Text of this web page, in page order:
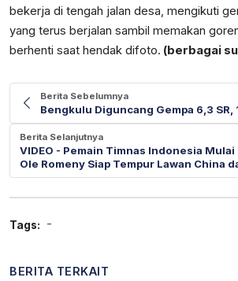
bekerja di tengah jalan desa, mengikuti
yang terus berjalan sambil memakan
berhenti saat hendak difoto. (berbagai
Berita Sebelumnya
Bengkulu Diguncang Gempa 6,3 SR,
Berita Selanjutnya
VIDEO - Pemain Timnas Indonesia Mulai
Ole Romeny Siap Tempur Lawan China
Tags: -
BERITA TERKAIT